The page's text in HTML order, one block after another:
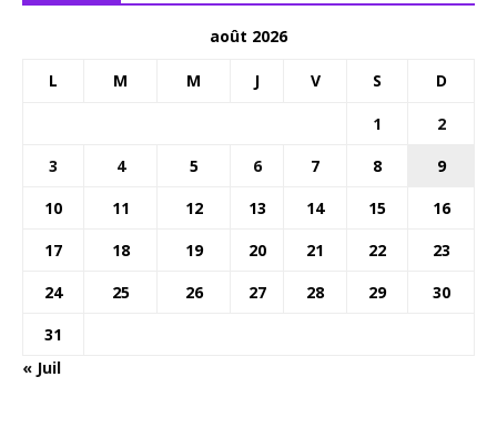
août 2026
L M M J V S D
1
2
3
4 5 6 7 8
9
10
11 12 13 14 15
16
17
18 19 20 21 22
23
24
25 26 27 28 29
30
31
« Juil